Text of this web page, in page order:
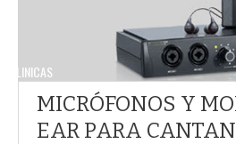
CLINICAS
MICRÓFONOS Y
EAR PARA